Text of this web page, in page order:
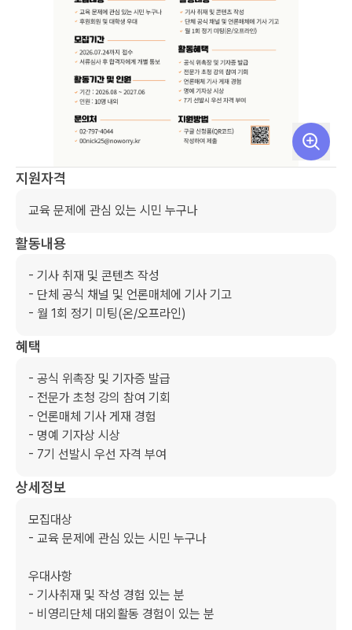
지원자격
교육 문제에 관심 있는 시민 누구나
활동내용
- 기사 취재 및 콘텐츠 작성
- 단체 공식 채널 및 언론매체에 기사 기고
- 월 1회 정기 미팅(온/오프라인)
혜택
- 공식 위촉장 및 기자증 발급
- 전문가 초청 강의 참여 기회
- 언론매체 기사 게재 경험
- 명예 기자상 시상
- 7기 선발시 우선 자격 부여
상세정보
모집대상
- 교육 문제에 관심 있는 시민 누구나
우대사항
- 기사취재 및 작성 경험 있는 분
- 비영리단체 대외활동 경험이 있는 분